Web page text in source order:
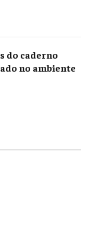
do caderno
no ambiente